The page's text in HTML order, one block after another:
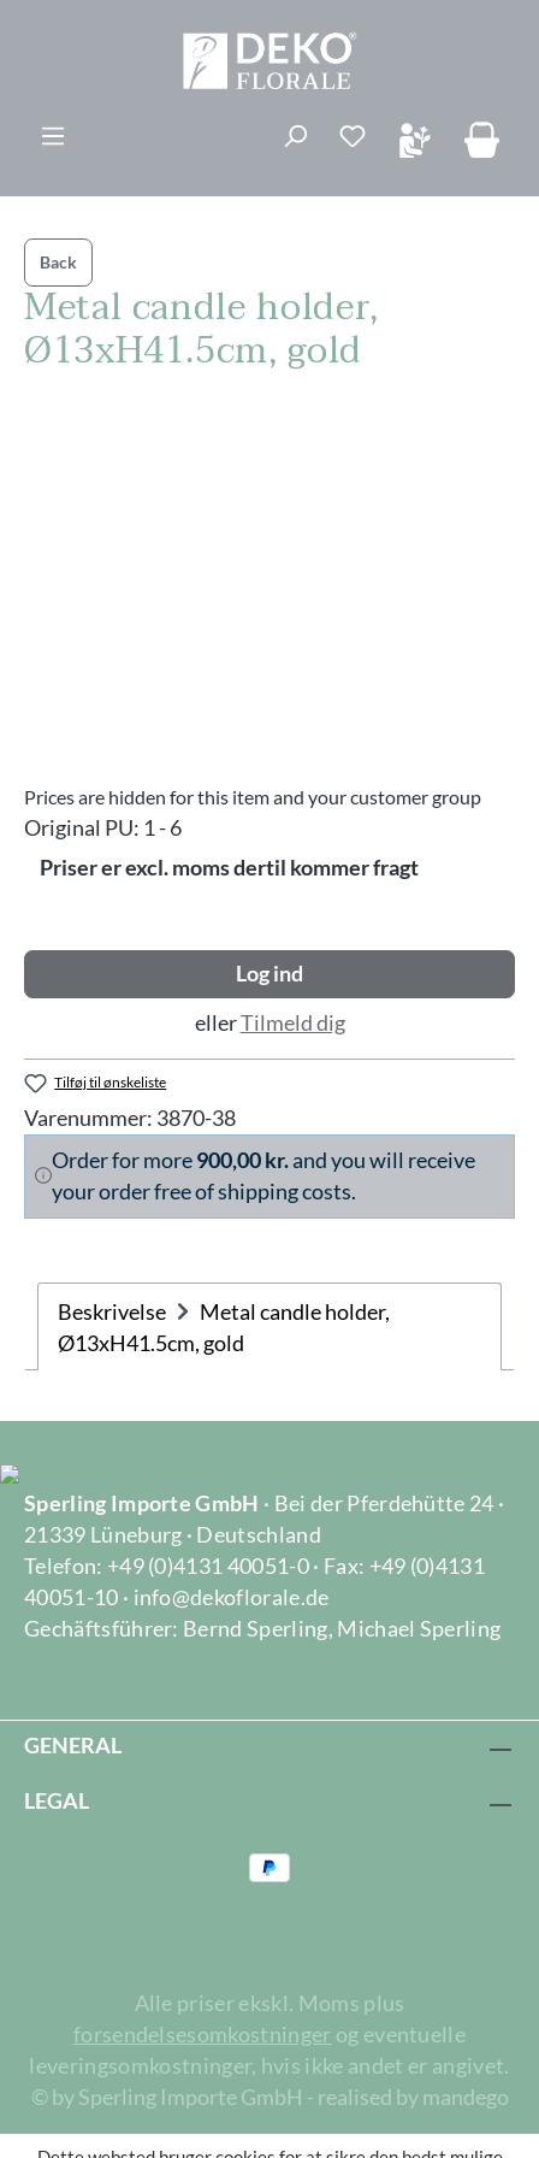
Du har 0
Back
Metal candle holder,
Ø13xH41.5cm, gold
Prices are hidden for this item and your customer group
Original PU: 1 - 6
Priser er excl. moms dertil kommer fragt
Log ind
ellerTilmeld dig
Tilføj til ønskeliste
Varenummer: 3870-38
Order for more900,00 kr.and you will receive
your order free of shipping costs.
Beskrivelse
Metal candle holder,
Ø13xH41.5cm, gold
Sperling Importe GmbH · Bei der Pferdehütte 24 ·
21339 Lüneburg · Deutschland
Telefon: +49 (0)4131 40051-0 · Fax: +49 (0)4131
40051-10 · info@dekoflorale.de
Gechäftsführer: Bernd Sperling, Michael Sperling
GENERAL
LEGAL
Alle priser ekskl. Moms plus
forsendelsesomkostninger og eventuelle
leveringsomkostninger, hvis ikke andet er angivet.
© by Sperling Importe GmbH - realised by mandego